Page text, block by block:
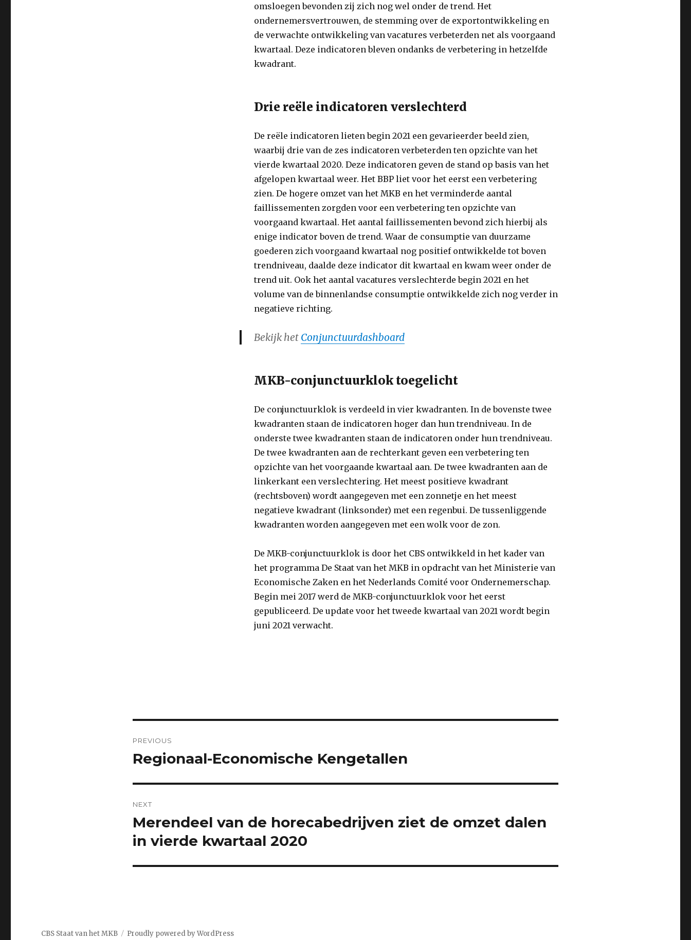
omsloegen bevonden zij zich nog wel onder de trend. Het
ondernemersvertrouwen, de stemming over de exportontwikkeling en
de verwachte ontwikkeling van vacatures verbeterden net als voorgaand
kwartaal. Deze indicatoren bleven ondanks de verbetering in hetzelfde
kwadrant.
Drie reële indicatoren verslechterd
De reële indicatoren lieten begin 2021 een gevarieerder beeld zien,
waarbij drie van de zes indicatoren verbeterden ten opzichte van het
vierde kwartaal 2020. Deze indicatoren geven de stand op basis van het
afgelopen kwartaal weer. Het BBP liet voor het eerst een verbetering
zien. De hogere omzet van het MKB en het verminderde aantal
faillissementen zorgden voor een verbetering ten opzichte van
voorgaand kwartaal. Het aantal faillissementen bevond zich hierbij als
enige indicator boven de trend. Waar de consumptie van duurzame
goederen zich voorgaand kwartaal nog positief ontwikkelde tot boven
trendniveau, daalde deze indicator dit kwartaal en kwam weer onder de
trend uit. Ook het aantal vacatures verslechterde begin 2021 en het
volume van de binnenlandse consumptie ontwikkelde zich nog verder in
negatieve richting.
Bekijk het Conjunctuurdashboard
MKB-conjunctuurklok toegelicht
De conjunctuurklok is verdeeld in vier kwadranten. In de bovenste twee
kwadranten staan de indicatoren hoger dan hun trendniveau. In de
onderste twee kwadranten staan de indicatoren onder hun trendniveau.
De twee kwadranten aan de rechterkant geven een verbetering ten
opzichte van het voorgaande kwartaal aan. De twee kwadranten aan de
linkerkant een verslechtering. Het meest positieve kwadrant
(rechtsboven) wordt aangegeven met een zonnetje en het meest
negatieve kwadrant (linksonder) met een regenbui. De tussenliggende
kwadranten worden aangegeven met een wolk voor de zon.
De MKB-conjunctuurklok is door het CBS ontwikkeld in het kader van
het programma De Staat van het MKB in opdracht van het Ministerie van
Economische Zaken en het Nederlands Comité voor Ondernemerschap.
Begin mei 2017 werd de MKB-conjunctuurklok voor het eerst
gepubliceerd. De update voor het tweede kwartaal van 2021 wordt begin
juni 2021 verwacht.
navigation
PREVIOUS
Previous
Regionaal-Economische Kengetallen
NEXT
Next
post:
Merendeel van de horecabedrijven ziet de omzet dalen
in vierde kwartaal 2020
CBS Staat van het MKB Proudly powered by WordPress